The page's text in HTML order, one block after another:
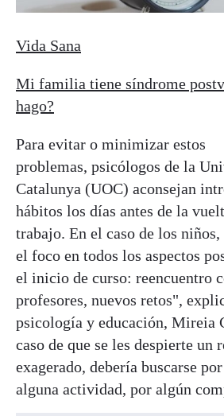
Vida Sana
Mi familia tiene síndrome
hago?
Para evitar o minimizar estos
problemas, psicólogos de la
Catalunya (UOC) aconsejan
hábitos los días antes de la
trabajo. En el caso de los
el foco en todos los aspectos
el inicio de curso: reencuentro
profesores, nuevos retos",
psicología y educación, Mireia
caso de que se les despierte un
exagerado, debería buscarse
alguna actividad, por algún